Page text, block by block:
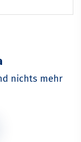
nichts mehr